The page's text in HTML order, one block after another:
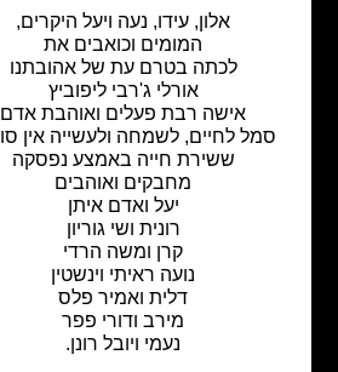
אלון, עידו, נעה ויעל היקרים,
המומים וכואבים את
לכתה בטרם עת של אהובתנו
אורלי ג'רבי ליפוביץ
אישה רבת פעלים ואוהבת אדם
לחיים, לשמחה ולעשייה אין סופית
ששירת חייה באמצע נפסקה
מחבקים ואוהבים
יעל ואדם איתן
רונית ושי גוריון
קרן ומשה הרדי
נועה ראיתי וינשטין
דלית ואמיר פלס
מירב ודורי פפר
נעמי ויובל רונן.